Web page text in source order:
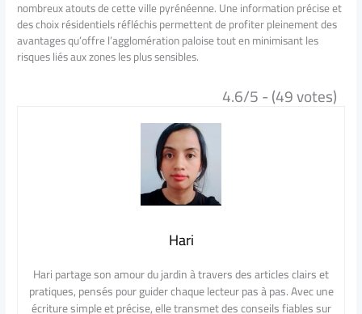
nombreux atouts de cette ville pyrénéenne. Une information précise et
des choix résidentiels réfléchis permettent de profiter pleinement des
avantages qu’offre l’agglomération paloise tout en minimisant les
risques liés aux zones les plus sensibles.
4.6/5 - (49 votes)
Hari
Hari partage son amour du jardin à travers des articles clairs et
pratiques, pensés pour guider chaque lecteur pas à pas. Avec une
écriture simple et précise, elle transmet des conseils fiables sur